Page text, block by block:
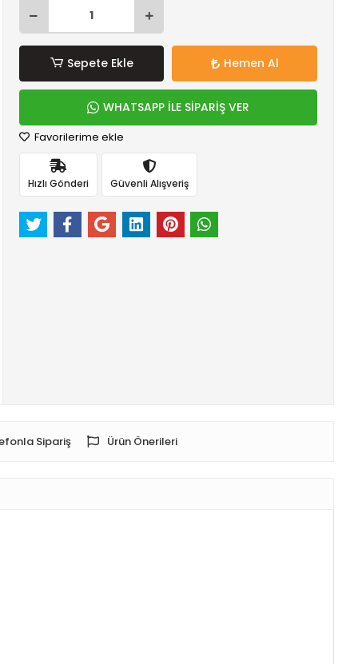
Sepete Ekle Hemen Al
WHATSAPP İLE SİPARİŞ VER
Favorilerime ekle
Hızlı Gönderi Güvenli Alışveriş
Sipariş Ürün Önerileri